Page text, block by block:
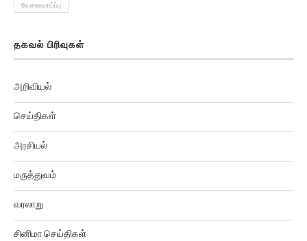
வேலைவாய்ப்பு
தகவல் பிரிவுகள்
அறிவியல்
செய்திகள்
அரசியல்
மருத்துவம்
வரலாறு
சினிமா செய்திகள்